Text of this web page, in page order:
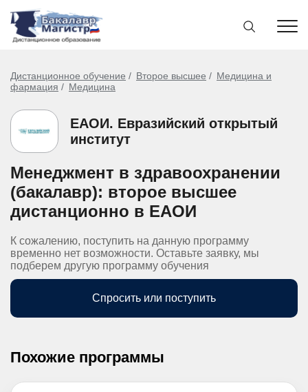
Дистанционное обучение Второе высшее
Медицина и
фармация
Медицина
ЕАОИ. Евразийский открытый
институт
Менеджмент в здравоохранении
(бакалавр): второе высшее
дистанционно в ЕАОИ
К сожалению, поступить на данную программу
временно нет возможности. Оставьте заявку, мы
подберем другую программу обучения
Спросить или поступить
Похожие программы